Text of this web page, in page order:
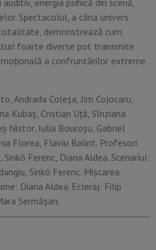
energia psihică din scenă,
Spectacolul, a cărui univers
demonstrează cum
foarte diverse pot transmite
a confruntărilor extreme
Andrada Coleșa, Jim Cojocaru,
Kubaș, Cristian Uță, Sînziana
Nistor, Iulia Bouroșu, Gabriel
Florea, Flaviu Balint. Profesori
Ferenc, Diana Aldea. Scenariul:
Sinkó Ferenc. Mișcarea
Diana Aldea. Ecleraj: Filip
Sermășan.